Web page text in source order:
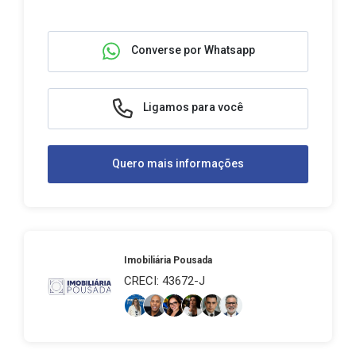
Converse por Whatsapp
Ligamos para você
Quero mais informações
Imobiliária Pousada
CRECI: 43672-J